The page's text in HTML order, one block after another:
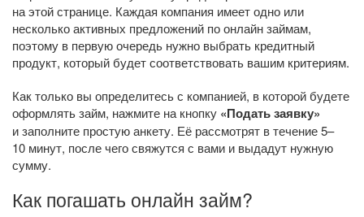
на этой странице. Каждая компания имеет одно или
несколько активных предложений по онлайн займам,
поэтому в первую очередь нужно выбрать кредитный
продукт, который будет соответствовать вашим критериям.
Как только вы определитесь с компанией, в которой будете
оформлять займ, нажмите на кнопку «Подать заявку»
и заполните простую анкету. Её рассмотрят в течение 5–
10 минут, после чего свяжутся с вами и выдадут нужную
сумму.
Как погашать онлайн займ?